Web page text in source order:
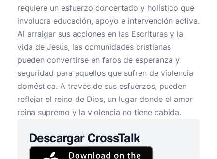
requiere un esfuerzo concertado y holístico que
involucra educación, apoyo e intervención activa.
Al arraigar sus acciones en las Escrituras y la
vida de Jesús, las comunidades cristianas
pueden convertirse en faros de esperanza y
seguridad para aquellos que sufren de violencia
doméstica. A través de sus esfuerzos, pueden
reflejar el reino de Dios, un lugar donde el amor
reina supremo y la violencia no tiene cabida.
Descargar CrossTalk